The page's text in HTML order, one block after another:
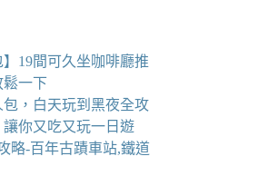
】19間可久坐咖啡廳推
鬆一下
，白天玩到黑夜全攻
你又吃又玩一日遊
略-百年古蹟車站,鐵道